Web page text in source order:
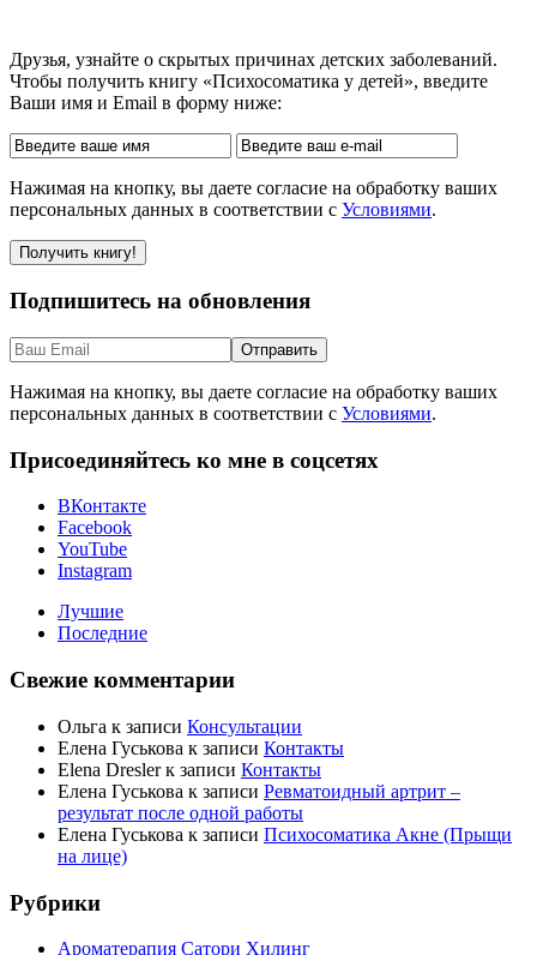
Друзья, узнайте о скрытых причинах детских заболеваний.
Чтобы получить книгу «Психосоматика у детей», введите
Ваши имя и Email в форму ниже:
Нажимая на кнопку, вы даете согласие на обработку ваших
персональных данных в соответствии с Условиями.
Подпишитесь на обновления
Нажимая на кнопку, вы даете согласие на обработку ваших
персональных данных в соответствии с Условиями.
Присоединяйтесь ко мне в соцсетях
ВКонтакте
Facebook
YouTube
Instagram
Лучшие
Последние
Свежие комментарии
Ольга к записи Консультации
Елена Гуськова к записи Контакты
Elena Dreslerк записи Контакты
Елена Гуськова к записи Ревматоидный артрит –
результат после одной работы
Елена Гуськова к записи Психосоматика Акне (Прыщи
на лице)
Рубрики
Ароматерапия Сатори Хилинг